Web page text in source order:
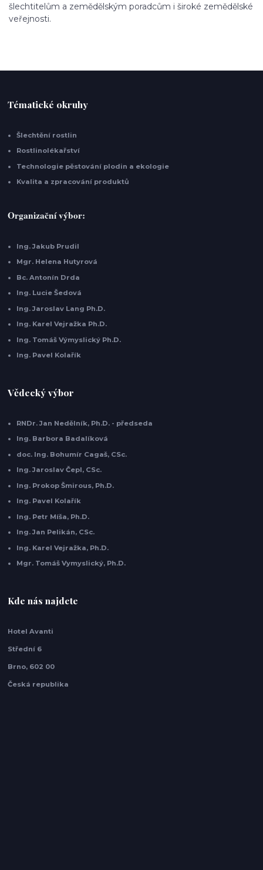
šlechtitelům a zemědělským poradcům i široké zemědělské
veřejnosti.
Tématické okruhy
Šlechtění rostlin
Rostlinolékařství
Technologie pěstování plodin a ekologie
Kvalita a zpracování produktů
Organizační výbor:
Ing. Jakub Prudil
Mgr. Helena Hutyrová
Bc. Antonín Drda
Ing. Lucie Šedová
Ing. Jaroslav Lang Ph.D.
Ing. Karel Vejražka Ph.D.
Ing. Tomáš Výmyslický Ph.D.
Ing. Pavel Kolařík
Vědecký výbor
RNDr. Jan Nedělník, Ph.D. - předseda
Ing. Barbora Badalíková
doc. Ing. Bohumír Cagaš, CSc.
Ing. Jaroslav Čepl, CSc.
Ing. Prokop Šmirous, Ph.D.
Ing. Pavel Kolařík
Ing. Petr Míša, Ph.D.
Ing. Jan Pelikán, CSc.
Ing. Karel Vejražka, Ph.D.
Mgr. Tomáš Vymyslický, Ph.D.
Kde nás najdete
Hotel Avanti
Střední 6
Brno, 602 00
Česká republika